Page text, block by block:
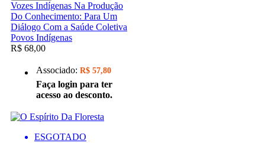
Vozes Indígenas Na Produção
Do Conhecimento: Para Um
Diálogo Com a Saúde Coletiva
Povos Indígenas
R$ 68,00
Associado: R$ 57,80
Faça login para ter
acesso ao desconto.
ESGOTADO